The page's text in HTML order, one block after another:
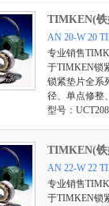
TIMKEN(铁
AN 20-W 20
专业销售
于TIMKEN锁
锁紧垫片全系
径、单点修整
型号：
TIMKEN(铁
AN 22-W 22
专业销售
于TIMKEN锁